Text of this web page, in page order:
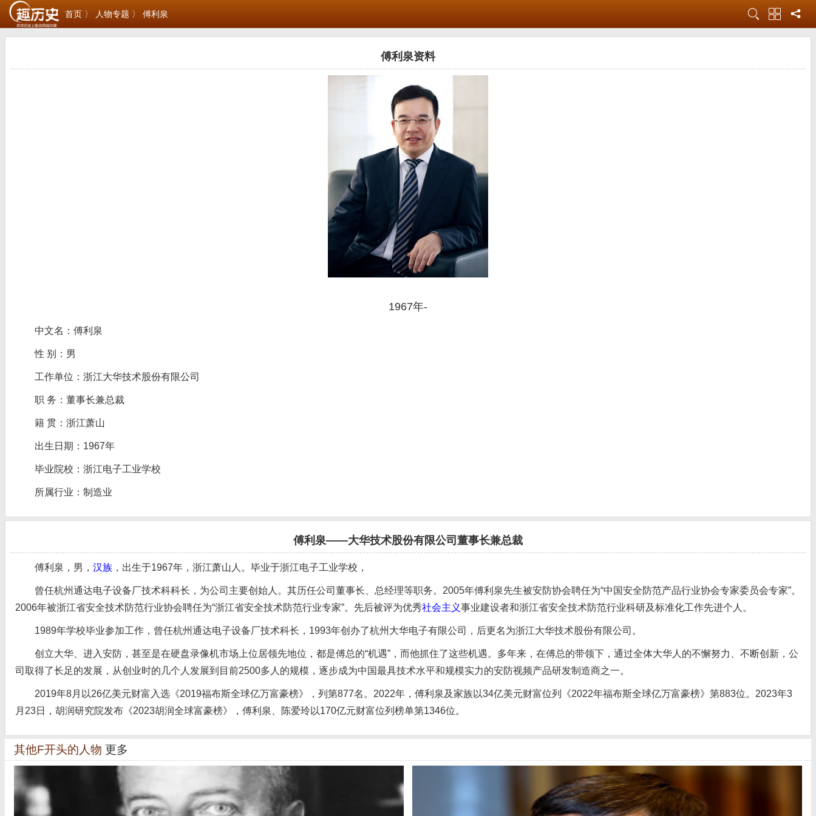
首页 〉 人物专题 〉 傅利泉
傅利泉资料
1967年-
中文名：傅利泉
性 别：男
工作单位：浙江大华技术股份有限公司
职 务：董事长兼总裁
籍 贯：浙江萧山
出生日期：1967年
毕业院校：浙江电子工业学校
所属行业：制造业
傅利泉——大华技术股份有限公司董事长兼总裁
傅利泉，男， 汉族 ，出生于1967年，浙江萧山人。毕业于浙江电子工业学校，
曾任杭州通达电子设备厂技术科科长，为公司主要创始人。其历任公司董事长、总经理等职务。2005年傅利泉先生被安防协会聘任为“中国安全防范产品行业协会专家委员会专家”。
2006年被浙江省安全技术防范行业协会聘任为“浙江省安全技术防范行业专家”。先后被评为优秀社会主义事业建设者和浙江省安全技术防范行业科研及标准化工作先进个人。
1989年学校毕业参加工作，曾任杭州通达电子设备厂技术科长，1993年创办了杭州大华电子有限公司，后更名为浙江大华技术股份有限公司。
创立大华、进入安防，甚至是在硬盘录像机市场上位居领先地位，都是傅总的“机遇”，而他抓住了这些机遇。多年来，在傅总的带领下，通过全体大华人的不懈努力、不断创新，公
司取得了长足的发展，从创业时的几个人发展到目前2500多人的规模，逐步成为中国最具技术水平和规模实力的安防视频产品研发制造商之一。
2019年8月以26亿美元财富入选《2019福布斯全球亿万富豪榜》，列第877名。2022年，傅利泉及家族以34亿美元财富位列《2022年福布斯全球亿万富豪榜》第883位。2023年3
月23日，胡润研究院发布《2023胡润全球富豪榜》，傅利泉、陈爱玲以170亿元财富位列榜单第1346位。
其他F开头的人物 更多